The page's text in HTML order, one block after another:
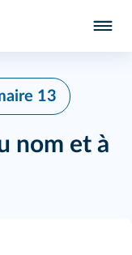
13
nom et à